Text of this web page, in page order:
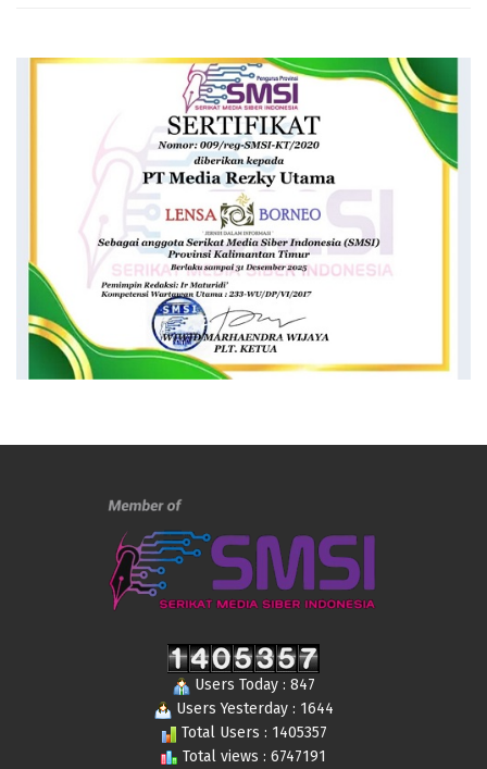
Users Today : 847
Users Yesterday : 1644
Total Users : 1405357
Total views : 6747191